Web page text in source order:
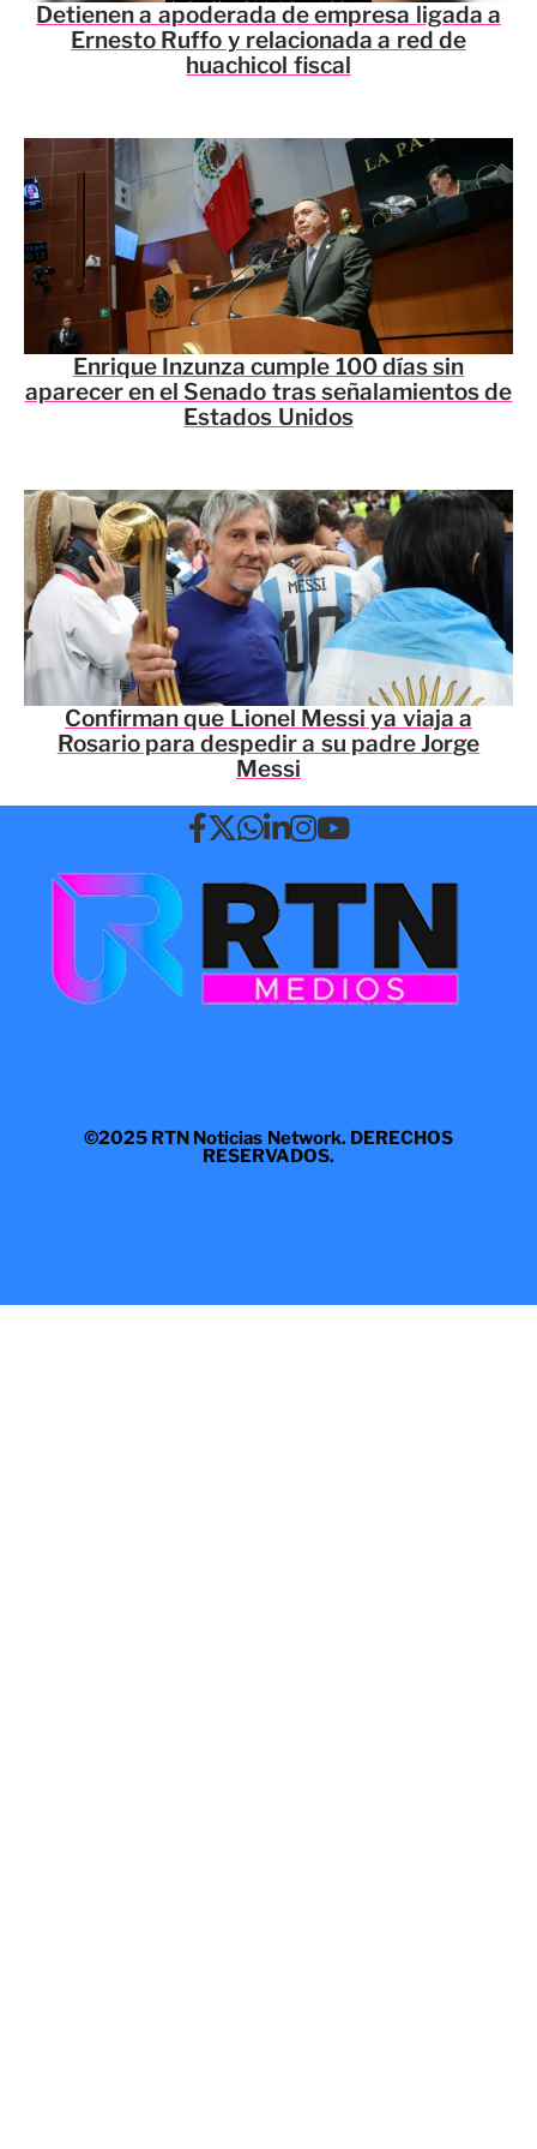
Detienen a apoderada de empresa ligada a
Ernesto Ruffo y relacionada a red de
huachicol fiscal
Enrique Inzunza cumple 100 días sin
aparecer en el Senado tras señalamientos de
Estados Unidos
Confirman que Lionel Messi ya viaja a
Rosario para despedir a su padre Jorge
Messi
©2025 RTN Noticias Network. DERECHOS
RESERVADOS.